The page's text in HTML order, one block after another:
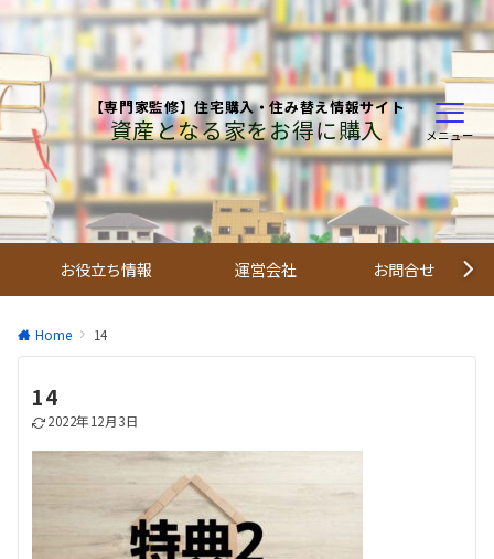
【専門家監修】住宅購入・住み替え情報サイト
資産となる家をお得に購入 メニュー
お役立ち情報 運営会社 お問合せ
Home 14
14
2022年12月3日